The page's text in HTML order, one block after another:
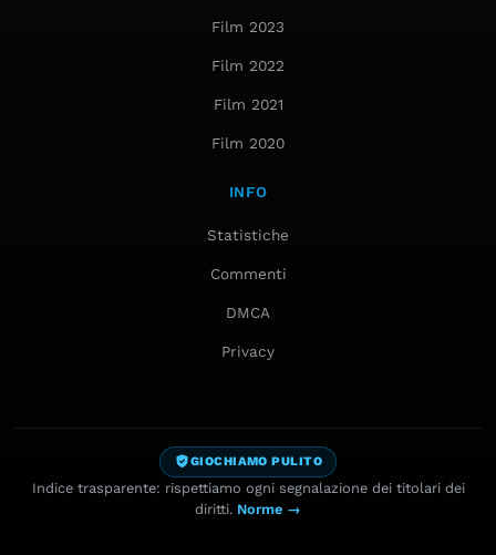
Film 2023
Film 2022
Film 2021
Film 2020
INFO
Statistiche
Commenti
DMCA
Privacy
GIOCHIAMO PULITO
Indice trasparente: rispettiamo ogni segnalazione dei titolari dei
diritti. Norme →